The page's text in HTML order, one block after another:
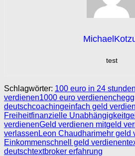
test
Schlagwörter: 100 euro in 24 stunden
verdienen1000 euro verdienenchegg
deutschcoachingeinfach geld
Freiheitfinanzielle Unabhängigkeit
verdienenGeld verdienen mitgeld
verlassen Leon Chaudharimehr geld
Einkommenschnell geld verdienen
deutschtextbroker erfahrung